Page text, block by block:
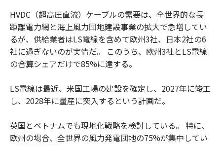
HVDC（超高圧直流）ケーブルの需要は、全世界的な長
距離電力網と海上風力団地建設事業の拡大で急増してい
るが、供給業者はLS電線を含めて欧州3社、日本2社の6
社に過ぎないのが実情だ。 このうち、欧州3社とLS電線
の合算シェアだけで85%に達する。
LS電線は最近、米国工場の建設を確定し、2027年に竣工
し、2028年に量産に突入するという計画だ。
英国とベトナムでも現地化戦略を検討している。 特に、
欧州の場合、全世界の風力発電団地の75%が集中してい